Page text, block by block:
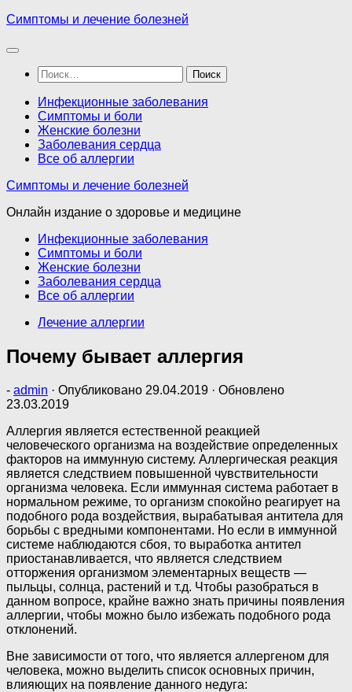
Перейти
содержимому
Симптомы и лечение болезней
Найти:
Инфекционные заболевания
Симптомы и боли
Женские болезни
Заболевания сердца
Все об аллергии
Симптомы и лечение болезней
Онлайн издание о здоровье и медицине
Инфекционные заболевания
Симптомы и боли
Женские болезни
Заболевания сердца
Все об аллергии
Лечение аллергии
Почему бывает аллергия
- admin · Опубликовано 29.04.2019 · Обновлено
23.03.2019
Аллергия является естественной реакцией
человеческого организма на воздействие определенных
факторов на иммунную систему. Аллергическая реакция
является следствием повышенной чувствительности
организма человека. Если иммунная система работает в
нормальном режиме, то организм спокойно реагирует на
подобного рода воздействия, вырабатывая антитела для
борьбы с вредными компонентами. Но если в иммунной
системе наблюдаются сбоя, то выработка антител
приостанавливается, что является следствием
отторжения организмом элементарных веществ —
пыльцы, солнца, растений и т.д. Чтобы разобраться в
данном вопросе, крайне важно знать причины появления
аллергии, чтобы можно было избежать подобного рода
отклонений.
Вне зависимости от того, что является аллергеном для
человека, можно выделить список основных причин,
влияющих на появление данного недуга: